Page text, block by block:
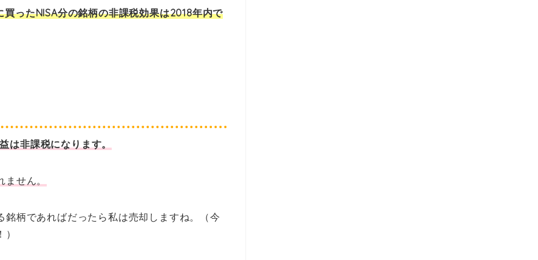
買ったNISA分の銘柄の非課税効果は2018年内で
は非課税になります。
せん。
柄であればだったら私は売却しますね。（今